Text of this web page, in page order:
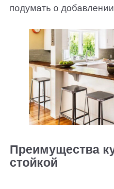
подумать о
Преимущества
стойкой